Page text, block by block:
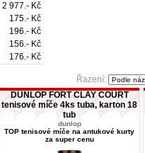
2 977.- Kč
175.- Kč
196.- Kč
156.- Kč
176.- Kč
Řazení:
DUNLOP FORT CLAY COURT
tenisové míče 4ks tuba, karton 18
tub
dunlop
TOP tenisové míče na antukové kurty
za super cenu